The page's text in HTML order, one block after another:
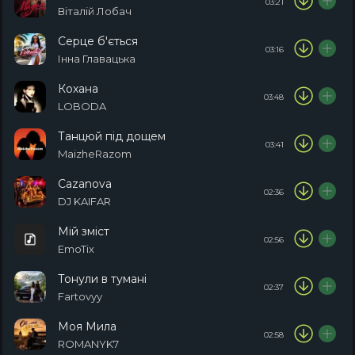
Віталій Лобач
Серце б'ється
Інна Главацька
03:16
Кохана
LOBODA
03:48
Танцюй під дощем
MaizheRazom
03:41
Cazanova
DJ KAIFAR
02:36
Мій зміст
EmoTix
02:56
Тонули в тумані
Fartovyy
02:37
Моя Мила
ROMANYK7
02:58